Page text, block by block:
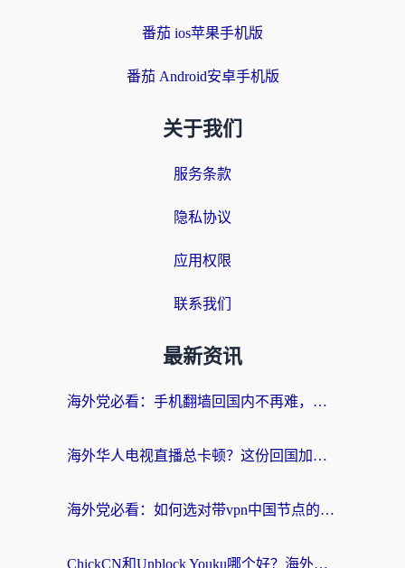
番茄 ios苹果手机版
番茄 Android安卓手机版
关于我们
服务条款
隐私协议
应用权限
联系我们
最新资讯
海外党必看：手机翻墙回国内不再难，一篇搞定无缝访问国内资源指南
海外华人电视直播总卡顿？这份回国加速器选择指南帮你无缝看国内资源
海外党必看：如何选对带vpn中国节点的加速器？无缝访问国内资源全攻略
ChickCN和Unblock Youku哪个好？海外党亲测4款热门回国加速器，附避坑指南